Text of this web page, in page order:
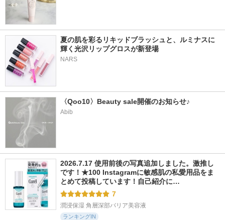
夏の肌を彩るリキッドブラッシュと、ルミナスに
輝く光沢リップグロスが新登場
〈Qoo10〉Beauty sale開催のお知らせ♪
Abib
2026.7.17 使用前後の写真追加しました。激推し
です！★100 Instagramに敏感肌の私愛用品をま
とめて投稿しています！自己紹介に…
7
潤浸保湿 角層深部バリア美容液
ランキングIN